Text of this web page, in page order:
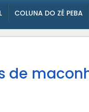
COLUNA DO ZÉ PEBA
de